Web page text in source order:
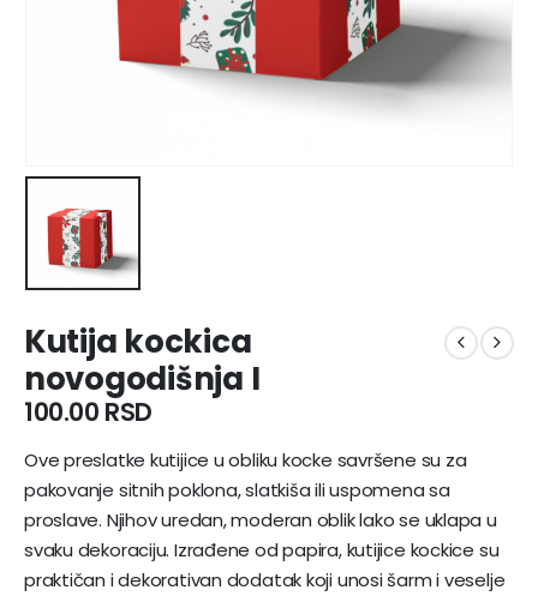
Kutija kockica
novogodišnja I
100.00 RSD
Ove preslatke kutijice u obliku kocke savršene su za
pakovanje sitnih poklona, slatkiša ili uspomena sa
proslave. Njihov uredan, moderan oblik lako se uklapa u
svaku dekoraciju. Izrađene od papira, kutijice kockice su
praktičan i dekorativan dodatak koji unosi šarm i veselje